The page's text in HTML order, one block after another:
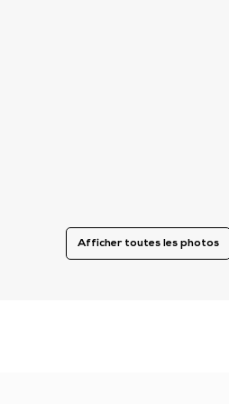
Afficher toutes les photos